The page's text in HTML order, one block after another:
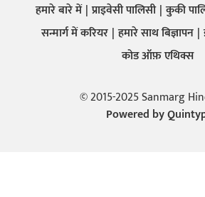
हमारे बारे में प्राइवेसी पालिसी कुकी
सन्मार्ग में करियर हमारे साथ बिज्ञापन
कोड ऑफ़ एथिक्स
© 2015-2025 Sanmarg
Powered by